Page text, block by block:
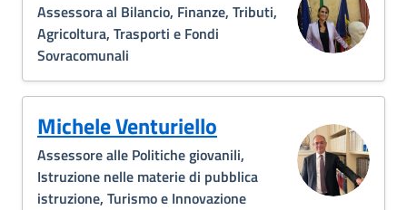
Assessora al Bilancio, Finanze, Tributi,
Agricoltura, Trasporti e Fondi
Sovracomunali
Michele Venturiello
Assessore alle Politiche giovanili,
Istruzione nelle materie di pubblica
istruzione, Turismo e Innovazione